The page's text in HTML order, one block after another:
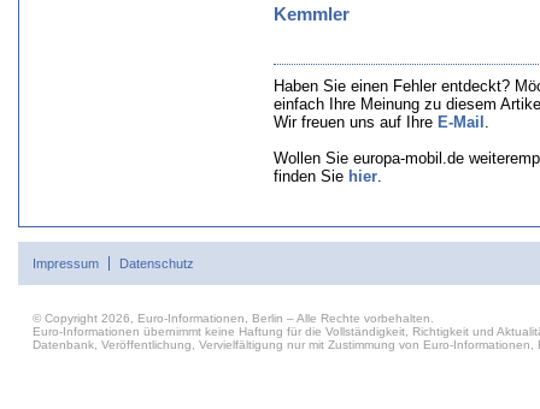
Kemmler
Haben Sie einen Fehler entdeckt?
einfach Ihre Meinung zu diesem
Wir freuen uns auf Ihre E-Mail
Wollen Sie europa-mobil.de
finden Sie hier
Impressum Datenschutz
© Copyright 2026, Euro-Informationen, Berlin – Alle Rechte vorbehalten.
Euro-Informationen übernimmt keine Haftung für die Vollständigkeit, Richtigkeit und
Datenbank, Veröffentlichung, Vervielfältigung nur mit Zustimmung von Euro-Informationen,